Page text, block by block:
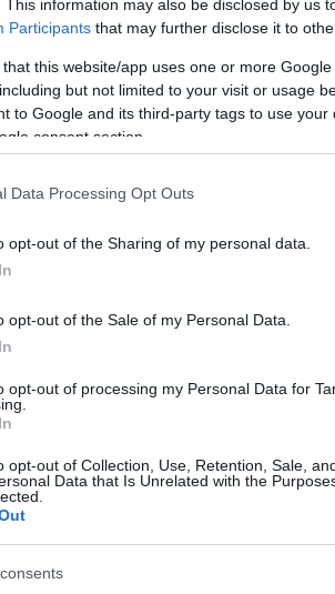
This information may also be disclosed by us
Participants that may further disclose it to
that this website/app uses one or more
but not limited to your visit or usage
to Google and its third-party tags to use
consent section.
Data Processing Opt Outs
opt-out of the Sharing of my personal data.
opt-out of the Sale of my Personal Data.
opt-out of processing my Personal Data for
opt-out of Collection, Use, Retention, Sale,
Data that Is Unrelated with the
locaciones que aparecen en
narrativa.